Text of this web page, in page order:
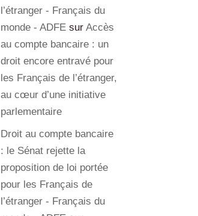
l’étranger - Français du
monde - ADFE surAccès
au compte bancaire : un
droit encore entravé pour
les Français de l’étranger,
au cœur d’une initiative
parlementaire
Droit au compte bancaire
: le Sénat rejette la
proposition de loi portée
pour les Français de
l’étranger - Français du